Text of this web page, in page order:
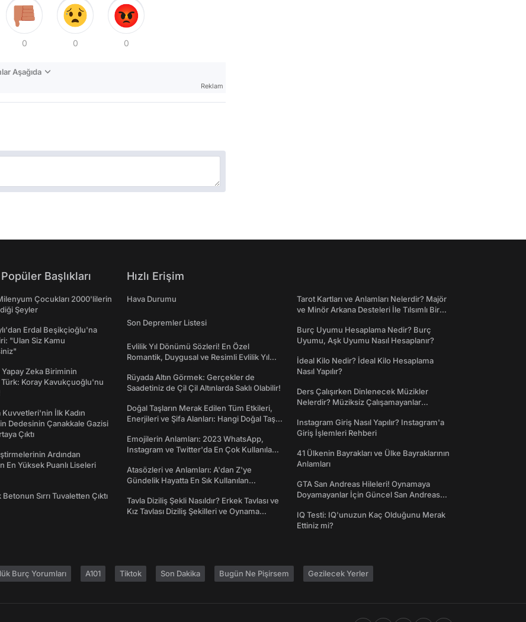
0 0 0
Aşağıda
Reklam
Başlıkları
Çocukları 2000'lilerin
Şeyler
Erdal Beşikçioğlu'na
"Ulan Siz Kamu
Zeka Biriminin
Türk: Koray Kavukçuoğlu'nu
Kuvvetleri'nin İlk Kadın
Dedesinin Çanakkale Gazisi
Çıktı
Ardından
En Yüksek Puanlı Liseleri
Betonun Sırrı Tuvaletten Çıktı
Hızlı Erişim
Hava Durumu
Son Depremler Listesi
Evlilik Yıl Dönümü Sözleri! En Özel
Romantik, Duygusal ve Resimli Evlilik Yıl
Rüyada Altın Görmek: Gerçekler de
Saadetiniz de Çil Çil Altınlarda Saklı Olabilir!
Doğal Taşların Merak Edilen Tüm Etkileri,
Enerjileri ve Şifa Alanları: Hangi Doğal Taş
Emojilerin Anlamları: 2023 WhatsApp,
Instagram ve Twitter'da En Çok Kullanılan
Atasözleri ve Anlamları: A'dan Z'ye
Gündelik Hayatta En Sık Kullanılan
Tavla Diziliş Şekli Nasıldır? Erkek Tavlası ve
Kız Tavlası Diziliş Şekilleri ve Oynama
Tarot Kartları ve Anlamları Nelerdir? Majör
ve Minör Arkana Desteleri İle Tılsımlı Bir
Burç Uyumu Hesaplama Nedir? Burç
Uyumu, Aşk Uyumu Nasıl Hesaplanır?
İdeal Kilo Nedir? İdeal Kilo Hesaplama
Nasıl Yapılır?
Ders Çalışırken Dinlenecek Müzikler
Nelerdir? Müziksiz Çalışamayanlar
Instagram Giriş Nasıl Yapılır? Instagram'a
Giriş İşlemleri Rehberi
41 Ülkenin Bayrakları ve Ülke Bayraklarının
Anlamları
GTA San Andreas Hileleri! Oynamaya
Doyamayanlar İçin Güncel San Andreas
IQ Testi: IQ'unuzun Kaç Olduğunu Merak
Ettiniz mi?
Burç Yorumları A101 Tiktok Son Dakika Bugün Ne Pişirsem Gezilecek Yerler